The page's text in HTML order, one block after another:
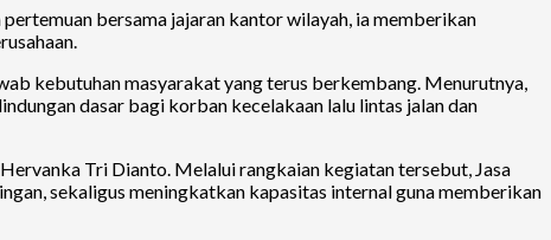
bersama jajaran kantor wilayah, ia memberikan
kebutuhan masyarakat yang terus berkembang. Menurutnya,
dasar bagi korban kecelakaan lalu lintas jalan dan
Tri Dianto. Melalui rangkaian kegiatan tersebut, Jasa
sekaligus meningkatkan kapasitas internal guna memberikan